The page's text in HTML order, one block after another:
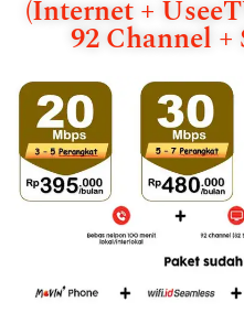
(Internet +
92 Channel +